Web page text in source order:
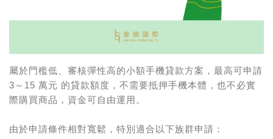
屬於門檻低、審核彈性高的小額手機貸款方案，最高可申請
3～15 萬元 的貸款額度，不需要抵押手機本體，也不必實
際購買商品，資金可自由運用。
由於申請條件相對寬鬆，特別適合以下族群申請：